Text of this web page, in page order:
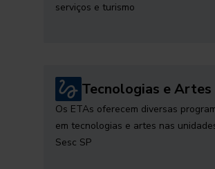
serviços e turismo
Tecnologias e Artes
Os ETAs oferecem diversas
em tecnologias e artes nas
Sesc SP